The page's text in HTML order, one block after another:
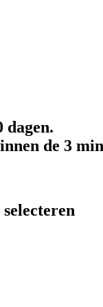
dagen.
de 3